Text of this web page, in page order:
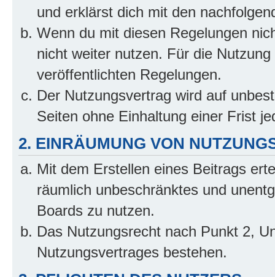
und erklärst dich mit den
Wenn du mit diesen Regelungen
nicht weiter nutzen. Für die
veröffentlichten Regelungen.
Der Nutzungsvertrag wird auf
Seiten ohne Einhaltung einer Frist
2. EINRÄUMUNG VON
Mit dem Erstellen eines Beitrags
räumlich unbeschränktes und
Boards zu nutzen.
Das Nutzungsrecht nach Punkt 2,
Nutzungsvertrages bestehen.